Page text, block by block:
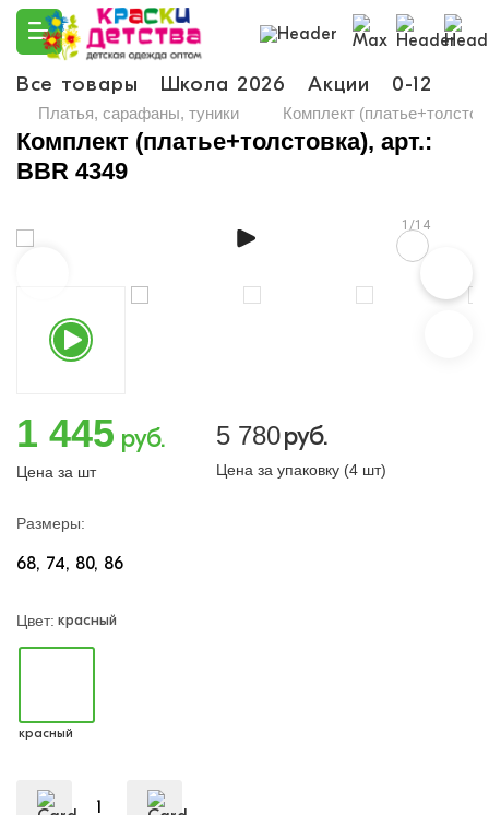
Все товары Школа 2026 Акции 0-12
Платья, сарафаны, туники Комплект
Комплект (платье+толстовка), арт.:
BBR 4349
1/14
1 445 руб.
Цена за шт
5 780руб.
Цена за упаковку (4 шт)
Размеры:
68 74 80 86
Цвет: красный
красный